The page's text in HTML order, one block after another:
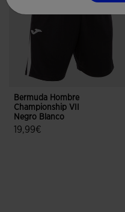
Bermuda Hombre
Championship VII
Negro Blanco
19,99€